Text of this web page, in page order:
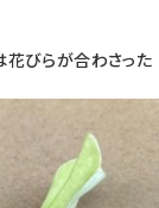
花びらが合わさった